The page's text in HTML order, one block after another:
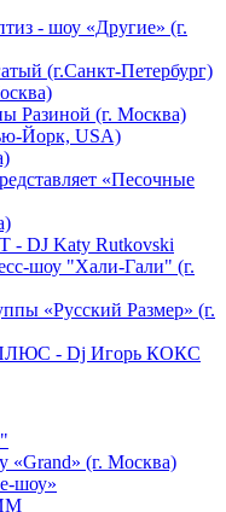
- шоу «Другие» (г.
(г.Санкт-Петербург)
Разиной (г. Москва)
Йорк, USA)
«Песочные
- DJ Katy Rutkovski
шоу "Хали-Гали" (г.
«Русский Размер» (г.
- Dj Игорь КОКС
«Grand» (г. Москва)
шоу»